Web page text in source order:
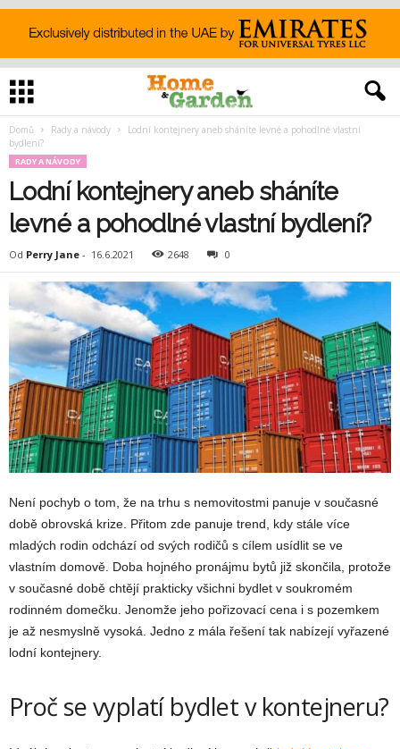
Domů Rady a návody
Lodní kontejnery aneb sháníte levné a pohodlné vlastní
bydlení?
RADY A NÁVODY
Lodní kontejnery aneb sháníte
levné a pohodlné vlastní bydlení?
Od Perry Jane - 16.6.2021 2648 0
Není pochyb o tom, že na trhu s nemovitostmi panuje v současné
době obrovská krize. Přitom zde panuje trend, kdy stále více
mladých rodin odchází od svých rodičů s cílem usídlit se ve
vlastním domově. Doba hojného pronájmu bytů již skončila, protože
v současné době chtějí prakticky všichni bydlet v soukromém
rodinném domečku. Jenomže jeho pořizovací cena i s pozemkem
je až nesmyslně vysoká. Jedno z mála řešení tak nabízejí vyřazené
lodní kontejnery.
Proč se vyplatí bydlet v kontejneru?